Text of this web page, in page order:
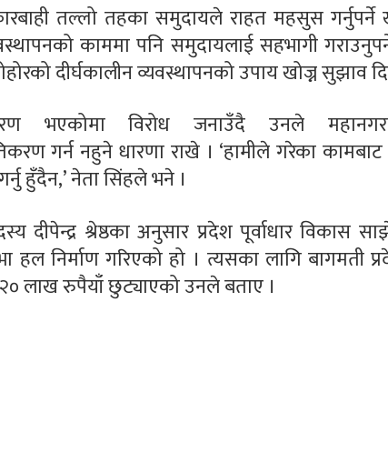
तल्लो तहका समुदायले राहत महसुस गर्नुपर्ने
काममा पनि समुदायलाई सहभागी
दीर्घकालीन व्यवस्थापनको उपाय खोज्न सुझाव
भएकोमा विरोध जनाउँदै उनले
गर्न नहुने धारणा राखे । ‘हामीले गरेका
हुँदैन,’ नेता सिंहले भने ।
दीपेन्द्र श्रेष्ठका अनुसार प्रदेश पूर्वाधार विकास
निर्माण गरिएको हो । त्यसका लागि बागमती
लाख रुपैयाँ छुट्याएको उनले बताए ।